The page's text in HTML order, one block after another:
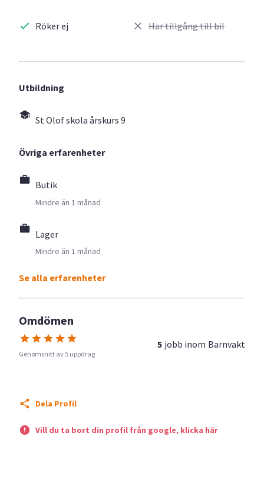
Röker ej Har tillgång till bil
Utbildning
St Olof skola årskurs 9
Övriga erfarenheter
Butik
Mindre än 1 månad
Lager
Mindre än 1 månad
Se alla erfarenheter
Omdömen
Genomsnitt av 5 uppdrag
5 jobb inom Barnvakt
Dela Profil
Vill du ta bort din profil från google, klicka här